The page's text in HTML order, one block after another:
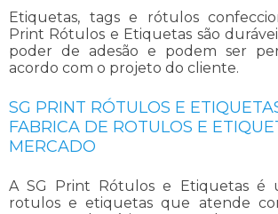
Etiquetas, tags e rótulos
Print Rótulos e Etiquetas são
poder de adesão e podem ser
acordo com o projeto do cliente.
SG PRINT RÓTULOS E
FABRICA DE ROTULOS E
MERCADO
A SG Print Rótulos e Etiquetas é
rotulos e etiquetas que atende